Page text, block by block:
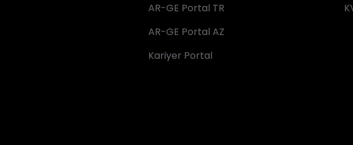
AR-GE Portal TR
AR-GE Portal AZ
Kariyer Portal